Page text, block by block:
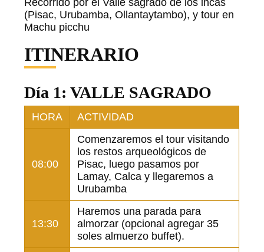
(Pisac, Urubamba, Ollantaytambo), y tour en
Machu picchu
ITINERARIO
Día 1: VALLE SAGRADO
HORA ACTIVIDAD
08:00
Comenzaremos el tour visitando
los restos arqueológicos de
Pisac, luego pasamos por
Lamay, Calca y llegaremos a
Urubamba
13:30
Haremos una parada para
almorzar (opcional agregar 35
soles almuerzo buffet).